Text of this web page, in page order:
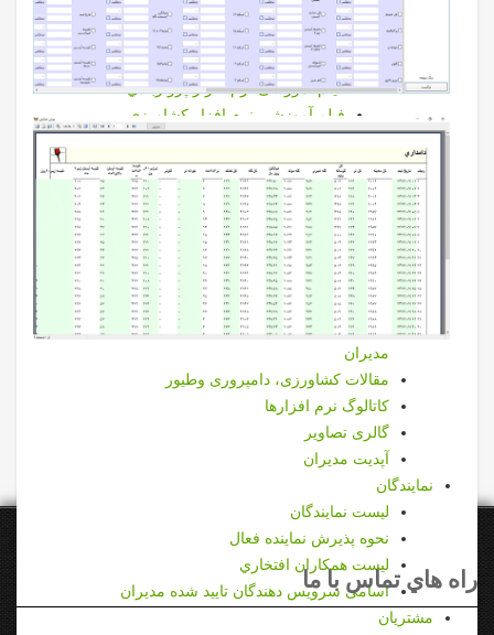
فیلم آموزشی نرم افزار قیمت تمام شده
فیلم آموزشی نرم افزار دام سبک
فیلم آموزشی نرم افزار تغذیه
فیلم آموزشی نرم افزار پرواربندي
فیلم آموزشی نرم افزار كشاورزي
فیلم آموزشی نرم افزار سم چيني
فیلم آموزشی نرم افزار ورم پستان
فیلم آموزشی نرم افزار تركيب گله
فیلم آموزشی نرم افزار رایان
خدمات مديران
همکاری در فارم لید
دانلود فایلهای آموزشی و اطلاع رسانی نرم افزارهای
مدیران
مقالات کشاورزی، دامپروری وطیور
کاتالوگ نرم افزارها
گالری تصاویر
آپدیت مدیران
نمايندگان
ليست نمايندگان
نحوه پذيرش نماينده فعال
ليست همكاران افتخاري
اسامی سرویس دهندگان تایید شده مدیران
مشتريان
راه هاي تماس با ما